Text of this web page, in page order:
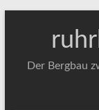
Der Bergbau